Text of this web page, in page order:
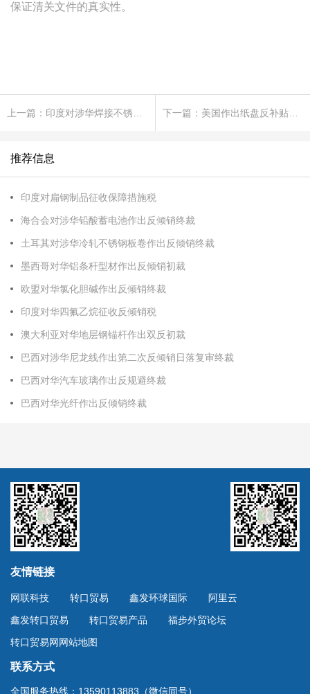
保证清关文件的真实性。
推荐信息
印度对扁钢制品征收保障措施税
海合会对涉华铅酸蓄电池作出反倾销终裁
土耳其对涉华冷轧不锈钢板卷作出反倾销终裁
墨西哥对华铝条杆型材作出反倾销初裁
欧盟对华氯化胆碱作出反倾销终裁
印度对华四氟乙烷征收反倾销税
澳大利亚对华地层钢锚杆作出双反初裁
巴西对涉华尼龙线作出第二次反倾销日落复审终裁
巴西对华汽车玻璃作出反规避终裁
巴西对华光纤作出反倾销终裁
友情链接
网联科技 转口贸易 鑫发环球国际
阿里云
鑫发转口贸易
转口贸易产品
福步外贸论坛
转口贸易网网站地图
联系方式
全国服务热线：13590113883（微信同号）